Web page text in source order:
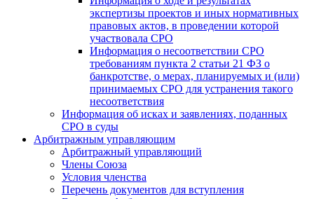
экспертизы проектов и иных нормативных
правовых актов, в проведении которой
участвовала СРО
Информация о несоответствии СРО
требованиям пункта 2 статьи 21 ФЗ о
банкротстве, о мерах, планируемых и (или)
принимаемых СРО для устранения такого
несоответствия
Информация об исках и заявлениях, поданных
СРО в суды
Арбитражным управляющим
Арбитражный управляющий
Члены Союза
Условия членства
Перечень документов для вступления